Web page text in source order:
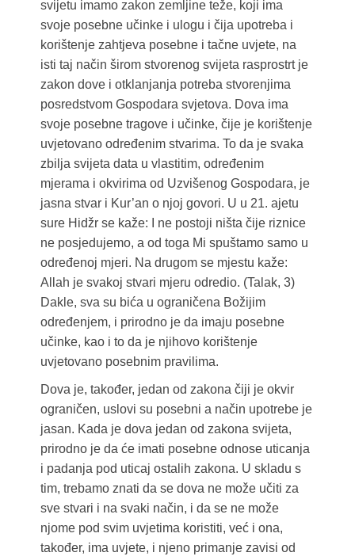
svijetu imamo zakon zemljine teže, koji ima
svoje posebne učinke i ulogu i čija upotreba i
korištenje zahtjeva posebne i tačne uvjete, na
isti taj način širom stvorenog svijeta rasprostrt je
zakon dove i otklanjanja potreba stvorenjima
posredstvom Gospodara svjetova. Dova ima
svoje posebne tragove i učinke, čije je korištenje
uvjetovano određenim stvarima. To da je svaka
zbilja svijeta data u vlastitim, određenim
mjerama i okvirima od Uzvišenog Gospodara, je
jasna stvar i Kur’an o njoj govori. U u 21. ajetu
sure Hidžr se kaže: I ne postoji ništa čije riznice
ne posjedujemo, a od toga Mi spuštamo samo u
određenoj mjeri. Na drugom se mjestu kaže:
Allah je svakoj stvari mjeru odredio. (Talak, 3)
Dakle, sva su bića u ograničena Božijim
određenjem, i prirodno je da imaju posebne
učinke, kao i to da je njihovo korištenje
uvjetovano posebnim pravilima.
Dova je, također, jedan od zakona čiji je okvir
ograničen, uslovi su posebni a način upotrebe je
jasan. Kada je dova jedan od zakona svijeta,
prirodno je da će imati posebne odnose uticanja
i padanja pod uticaj ostalih zakona. U skladu s
tim, trebamo znati da se dova ne može učiti za
sve stvari i na svaki način, i da se ne može
njome pod svim uvjetima koristiti, već i ona,
također, ima uvjete, i njeno primanje zavisi od